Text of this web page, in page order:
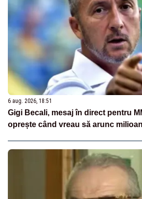
6 aug. 2026, 18:51
Gigi Becali, mesaj în direct pentru
oprește când vreau să arunc